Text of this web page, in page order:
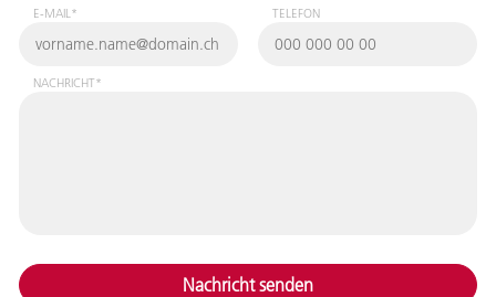
E-MAIL* TELEFON
NACHRICHT*
Nachricht senden